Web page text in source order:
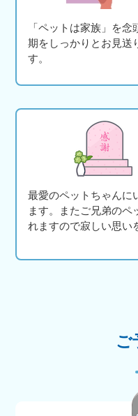
「ペットは家族」を
期をしっかりとお見送
す。
最愛のペットちゃんに
ます。またご兄弟のペ
れますので寂しい思い
ご